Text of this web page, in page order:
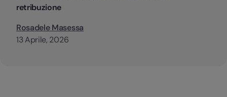
retribuzione
Rosadele Masessa
13 Aprile, 2026